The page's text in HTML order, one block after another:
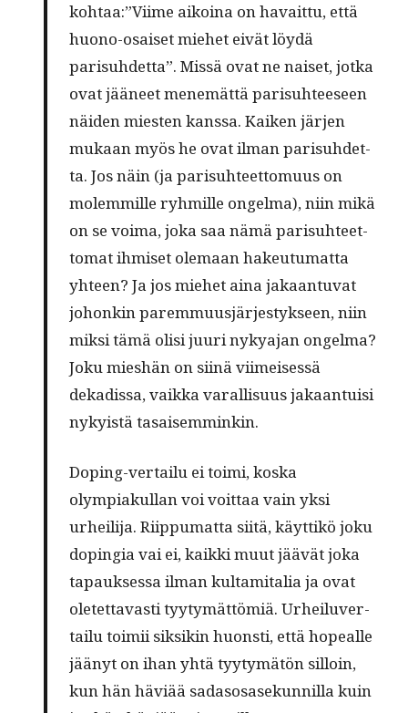
kohtaa:”Viime aikoina on havait­tu, että
huono-osaiset miehet eivät löy­dä
parisuhdet­ta”. Mis­sä ovat ne naiset, jot­ka
ovat jääneet men­emät­tä parisuh­teeseen
näi­den miesten kanssa. Kaiken jär­jen
mukaan myös he ovat ilman parisuhdet­
ta. Jos näin (ja parisuh­teet­to­muus on
molem­mille ryh­mille ongel­ma), niin mikä
on se voima, joka saa nämä parisuh­teet­
tomat ihmiset ole­maan hakeu­tu­mat­ta
yhteen? Ja jos miehet aina jakaan­tu­vat
johonkin parem­muusjärjestyk­seen, niin
mik­si tämä olisi juuri nykya­jan ongel­ma?
Joku mieshän on siinä viimeisessä
dekadis­sa, vaik­ka var­al­lisu­us jakaan­tu­isi
nyky­istä tasaisemminkin.
Dop­ing-ver­tailu ei toi­mi, kos­ka
olympiakul­lan voi voit­taa vain yksi
urheil­i­ja. Riip­pumat­ta siitä, käyt­tikö joku
dopin­gia vai ei, kaik­ki muut jäävät joka
tapauk­ses­sa ilman kul­tami­talia ja ovat
oletet­tavasti tyy­tymät­tömiä. Urheilu­ver­
tailu toimii sik­sikin huon­sti, että hopealle
jäänyt on ihan yhtä tyy­tymätön sil­loin,
kun hän häviää sada­sosasekun­nil­la kuin